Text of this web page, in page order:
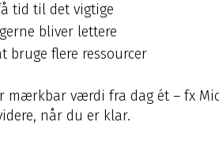
tid til det vigtige
bliver lettere
bruge flere ressourcer
værdi fra dag ét – fx
når du er klar.